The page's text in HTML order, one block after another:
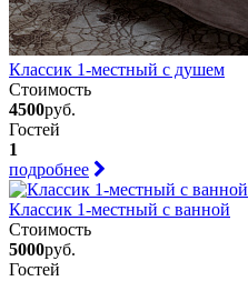
Классик 1-местный с душем
Стоимость
4500руб.
Гостей
1
подробнее
Классик 1-местный с ванной
Стоимость
5000руб.
Гостей